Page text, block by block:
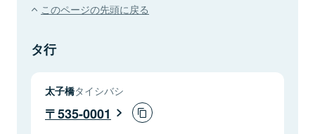
このページの先頭に戻る
タ行
太子橋タイシバシ
535-0001